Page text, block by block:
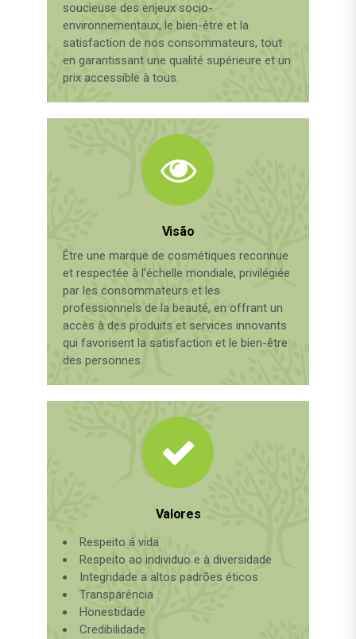
soucieuse des enjeux socio-
environnementaux, le bien-être et la
satisfaction de nos consommateurs, tout
en garantissant une qualité supérieure et un
prix accessible à tous.
Visão
Être une marque de cosmétiques reconnue
et respectée à l’échelle mondiale, privilégiée
par les consommateurs et les
professionnels de la beauté, en offrant un
accès à des produits et services innovants
qui favorisent la satisfaction et le bien-être
des personnes.
Valores
Respeito á vida
Respeito ao individuo e à diversidade
Integridade a altos padrões éticos
Transparência
Honestidade
Credibilidade